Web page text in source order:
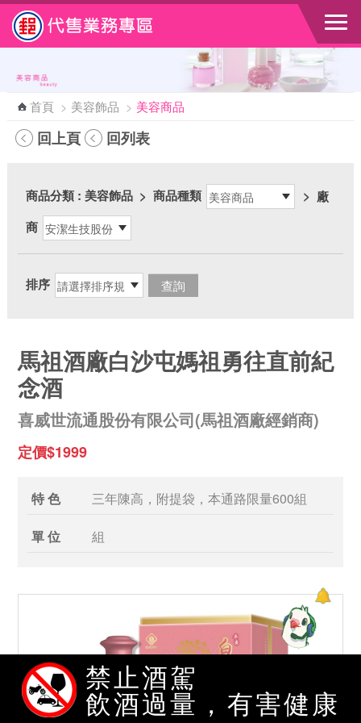
跳到主要內容區塊
首頁 > 美容飾品 > 美容商品
回上頁 回列表
商品分類: 美容飾品 > 商品種類 > 廠
商
排序
馬祖酒廠白沙屯媽祖勇往直前紀
念酒
喜威世流通股份有限公司(馬祖酒廠經銷商)
定價$1999
特 色 三年陳高，附提袋，本通路限量600組
單 位 組
禁止酒駕
飲酒過量，有害健康